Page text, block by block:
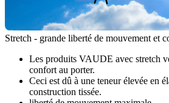
Stretch - grande liberté de mouvement et
Les produits VAUDE avec stretch
confort au porter.
Ceci est dû à une teneur élevée en
construction tissée.